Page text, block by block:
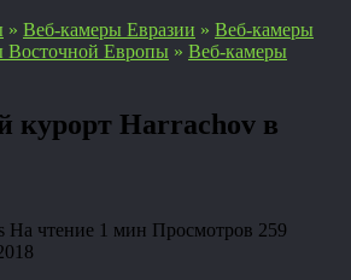
» Веб-камеры Евразии » Веб-камеры
Восточной Европы » Веб-камеры
Harrachov в
На чтение 1 мин Просмотров 259